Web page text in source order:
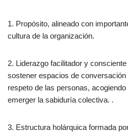
1. Propósito, alineado con
cultura de la organización.
2. Liderazgo facilitador y
sostener espacios de
respeto de las personas,
emerger la sabiduría colectiva. .
3. Estructura holárquica formada